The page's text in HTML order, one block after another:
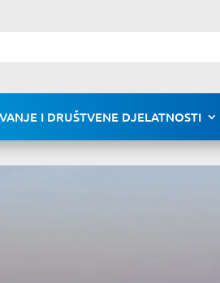
I DRUŠTVENE DJELATNOSTI